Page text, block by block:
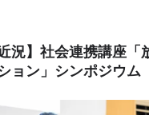
況】社会連携講座「
ョン」シンポジウム